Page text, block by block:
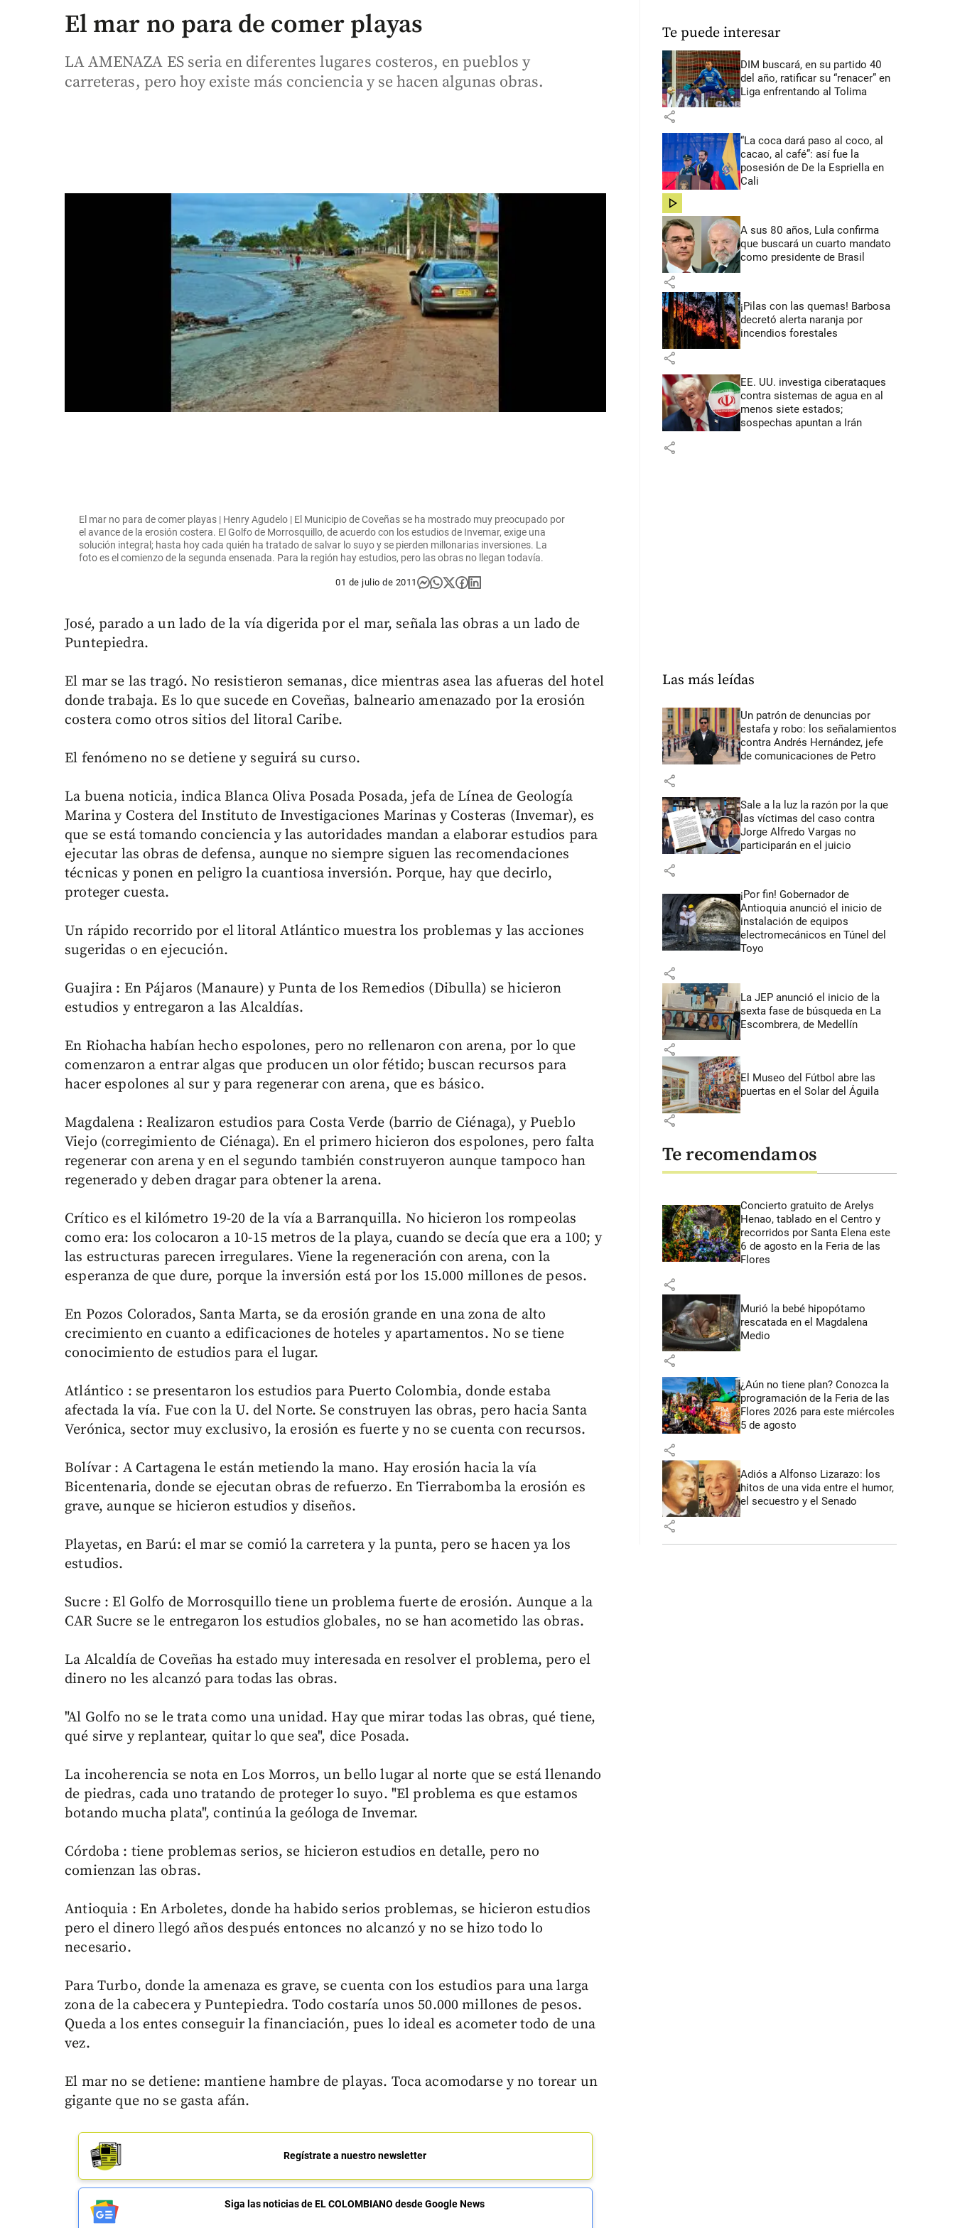
El mar no para de comer playas
LA AMENAZA ES seria en diferentes lugares costeros, en pueblos y
carreteras, pero hoy existe más conciencia y se hacen algunas obras.
El mar no para de comer playas | Henry Agudelo | El Municipio de Coveñas se ha mostrado muy preocupado por
el avance de la erosión costera. El Golfo de Morrosquillo, de acuerdo con los estudios de Invemar, exige una
solución integral; hasta hoy cada quién ha tratado de salvar lo suyo y se pierden millonarias inversiones. La
foto es el comienzo de la segunda ensenada. Para la región hay estudios, pero las obras no llegan todavía.
01 de julio de 2011
José, parado a un lado de la vía digerida por el mar, señala las obras a un lado de
Puntepiedra.
El mar se las tragó. No resistieron semanas, dice mientras asea las afueras del hotel
donde trabaja. Es lo que sucede en Coveñas, balneario amenazado por la erosión
costera como otros sitios del litoral Caribe.
El fenómeno no se detiene y seguirá su curso.
La buena noticia, indica Blanca Oliva Posada Posada, jefa de Línea de Geología
Marina y Costera del Instituto de Investigaciones Marinas y Costeras (Invemar), es
que se está tomando conciencia y las autoridades mandan a elaborar estudios para
ejecutar las obras de defensa, aunque no siempre siguen las recomendaciones
técnicas y ponen en peligro la cuantiosa inversión. Porque, hay que decirlo,
proteger cuesta.
Un rápido recorrido por el litoral Atlántico muestra los problemas y las acciones
sugeridas o en ejecución.
Guajira : En Pájaros (Manaure) y Punta de los Remedios (Dibulla) se hicieron
estudios y entregaron a las Alcaldías.
En Riohacha habían hecho espolones, pero no rellenaron con arena, por lo que
comenzaron a entrar algas que producen un olor fétido; buscan recursos para
hacer espolones al sur y para regenerar con arena, que es básico.
Magdalena : Realizaron estudios para Costa Verde (barrio de Ciénaga), y Pueblo
Viejo (corregimiento de Ciénaga). En el primero hicieron dos espolones, pero falta
regenerar con arena y en el segundo también construyeron aunque tampoco han
regenerado y deben dragar para obtener la arena.
Crítico es el kilómetro 19-20 de la vía a Barranquilla. No hicieron los rompeolas
como era: los colocaron a 10-15 metros de la playa, cuando se decía que era a 100; y
las estructuras parecen irregulares. Viene la regeneración con arena, con la
esperanza de que dure, porque la inversión está por los 15.000 millones de pesos.
En Pozos Colorados, Santa Marta, se da erosión grande en una zona de alto
crecimiento en cuanto a edificaciones de hoteles y apartamentos. No se tiene
conocimiento de estudios para el lugar.
Atlántico : se presentaron los estudios para Puerto Colombia, donde estaba
afectada la vía. Fue con la U. del Norte. Se construyen las obras, pero hacia Santa
Verónica, sector muy exclusivo, la erosión es fuerte y no se cuenta con recursos.
Bolívar : A Cartagena le están metiendo la mano. Hay erosión hacia la vía
Bicentenaria, donde se ejecutan obras de refuerzo. En Tierrabomba la erosión es
grave, aunque se hicieron estudios y diseños.
Playetas, en Barú: el mar se comió la carretera y la punta, pero se hacen ya los
estudios.
Sucre : El Golfo de Morrosquillo tiene un problema fuerte de erosión. Aunque a la
CAR Sucre se le entregaron los estudios globales, no se han acometido las obras.
La Alcaldía de Coveñas ha estado muy interesada en resolver el problema, pero el
dinero no les alcanzó para todas las obras.
"Al Golfo no se le trata como una unidad. Hay que mirar todas las obras, qué tiene,
qué sirve y replantear, quitar lo que sea", dice Posada.
La incoherencia se nota en Los Morros, un bello lugar al norte que se está llenando
de piedras, cada uno tratando de proteger lo suyo. "El problema es que estamos
botando mucha plata", continúa la geóloga de Invemar.
Córdoba : tiene problemas serios, se hicieron estudios en detalle, pero no
comienzan las obras.
Antioquia : En Arboletes, donde ha habido serios problemas, se hicieron estudios
pero el dinero llegó años después entonces no alcanzó y no se hizo todo lo
necesario.
Para Turbo, donde la amenaza es grave, se cuenta con los estudios para una larga
zona de la cabecera y Puntepiedra. Todo costaría unos 50.000 millones de pesos.
Queda a los entes conseguir la financiación, pues lo ideal es acometer todo de una
vez.
El mar no se detiene: mantiene hambre de playas. Toca acomodarse y no torear un
gigante que no se gasta afán.
Regístrate a nuestro newsletter
Siga las noticias de EL COLOMBIANO desde Google News
Te puede interesar
DIM buscará, en su partido 40
del año, ratificar su “renacer” en
Liga enfrentando al Tolima
share
“La coca dará paso al coco, al
cacao, al café”: así fue la
posesión de De la Espriella en
Cali
share
A sus 80 años, Lula confirma
que buscará un cuarto mandato
como presidente de Brasil
share
¡Pilas con las quemas! Barbosa
decretó alerta naranja por
incendios forestales
share
EE. UU. investiga ciberataques
contra sistemas de agua en al
menos siete estados;
sospechas apuntan a Irán
share
Las más leídas
Un patrón de denuncias por
estafa y robo: los señalamientos
contra Andrés Hernández, jefe
de comunicaciones de Petro
share
Sale a la luz la razón por la que
las víctimas del caso contra
Jorge Alfredo Vargas no
participarán en el juicio
share
¡Por fin! Gobernador de
Antioquia anunció el inicio de
instalación de equipos
electromecánicos en Túnel del
Toyo
share
La JEP anunció el inicio de la
sexta fase de búsqueda en La
Escombrera, de Medellín
share
El Museo del Fútbol abre las
puertas en el Solar del Águila
share
Te recomendamos
Concierto gratuito de Arelys
Henao, tablado en el Centro y
recorridos por Santa Elena este
6 de agosto en la Feria de las
Flores
share
Murió la bebé hipopótamo
rescatada en el Magdalena
Medio
share
¿Aún no tiene plan? Conozca la
programación de la Feria de las
Flores 2026 para este miércoles
5 de agosto
share
Adiós a Alfonso Lizarazo: los
hitos de una vida entre el humor,
el secuestro y el Senado
share